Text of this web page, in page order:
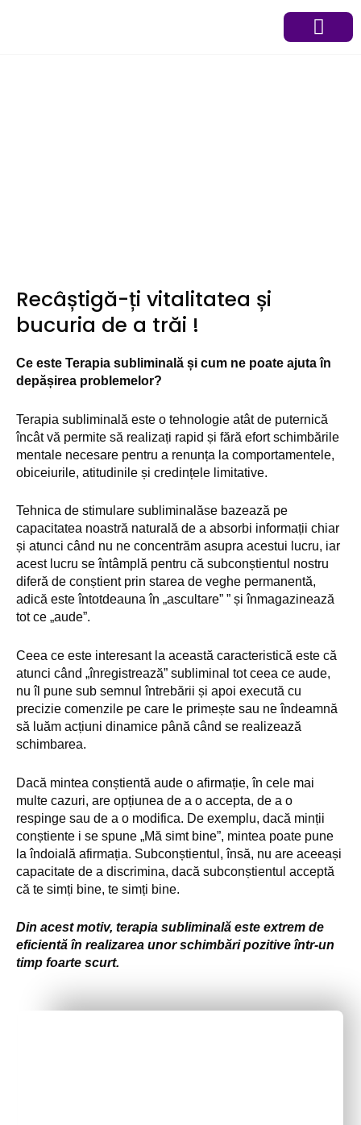
Recâștigă-ți vitalitatea și
bucuria de a trăi !
Ce este Terapia subliminală și cum ne poate ajuta în
depășirea problemelor?
Terapia subliminală este o tehnologie atât de puternică
încât vă permite să realizați rapid și fără efort schimbările
mentale necesare pentru a renunța la comportamentele,
obiceiurile, atitudinile și credințele limitative.
Tehnica de stimulare subliminalăse bazează pe
capacitatea noastră naturală de a absorbi informații chiar
și atunci când nu ne concentrăm asupra acestui lucru, iar
acest lucru se întâmplă pentru că subconștientul nostru
diferă de conștient prin starea de veghe permanentă,
adică este întotdeauna în „ascultare” ” și înmagazinează
tot ce „aude”.
Ceea ce este interesant la această caracteristică este că
atunci când „înregistrează” subliminal tot ceea ce aude,
nu îl pune sub semnul întrebării și apoi execută cu
precizie comenzile pe care le primește sau ne îndeamnă
să luăm acțiuni dinamice până când se realizează
schimbarea.
Dacă mintea conștientă aude o afirmație, în cele mai
multe cazuri, are opțiunea de a o accepta, de a o
respinge sau de a o modifica. De exemplu, dacă minții
conștiente i se spune „Mă simt bine”, mintea poate pune
la îndoială afirmația. Subconștientul, însă, nu are aceeași
capacitate de a discrimina, dacă subconștientul acceptă
că te simți bine, te simți bine.
Din acest motiv, terapia subliminală este extrem de
eficientă în realizarea unor schimbări pozitive într-un
timp foarte scurt.